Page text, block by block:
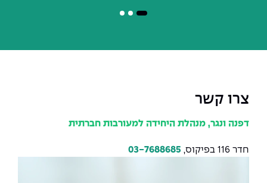
צרו קשר
דפנה ונגר, מנהלת היחידה למעורבות חברתית
חדר 116 בפיקוס, 03-7688685